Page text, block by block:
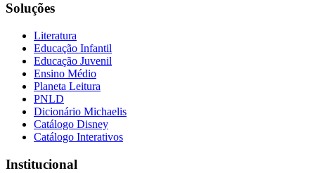
Soluções
Literatura
Educação Infantil
Educação Juvenil
Ensino Médio
Planeta Leitura
PNLD
Dicionário Michaelis
Catálogo Disney
Catálogo Interativos
Institucional